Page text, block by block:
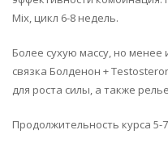
Mix, цикл 6-8 недель.
Более сухую массу, но
связка Болденон +
для роста силы, а также
Продолжительность курса 5-